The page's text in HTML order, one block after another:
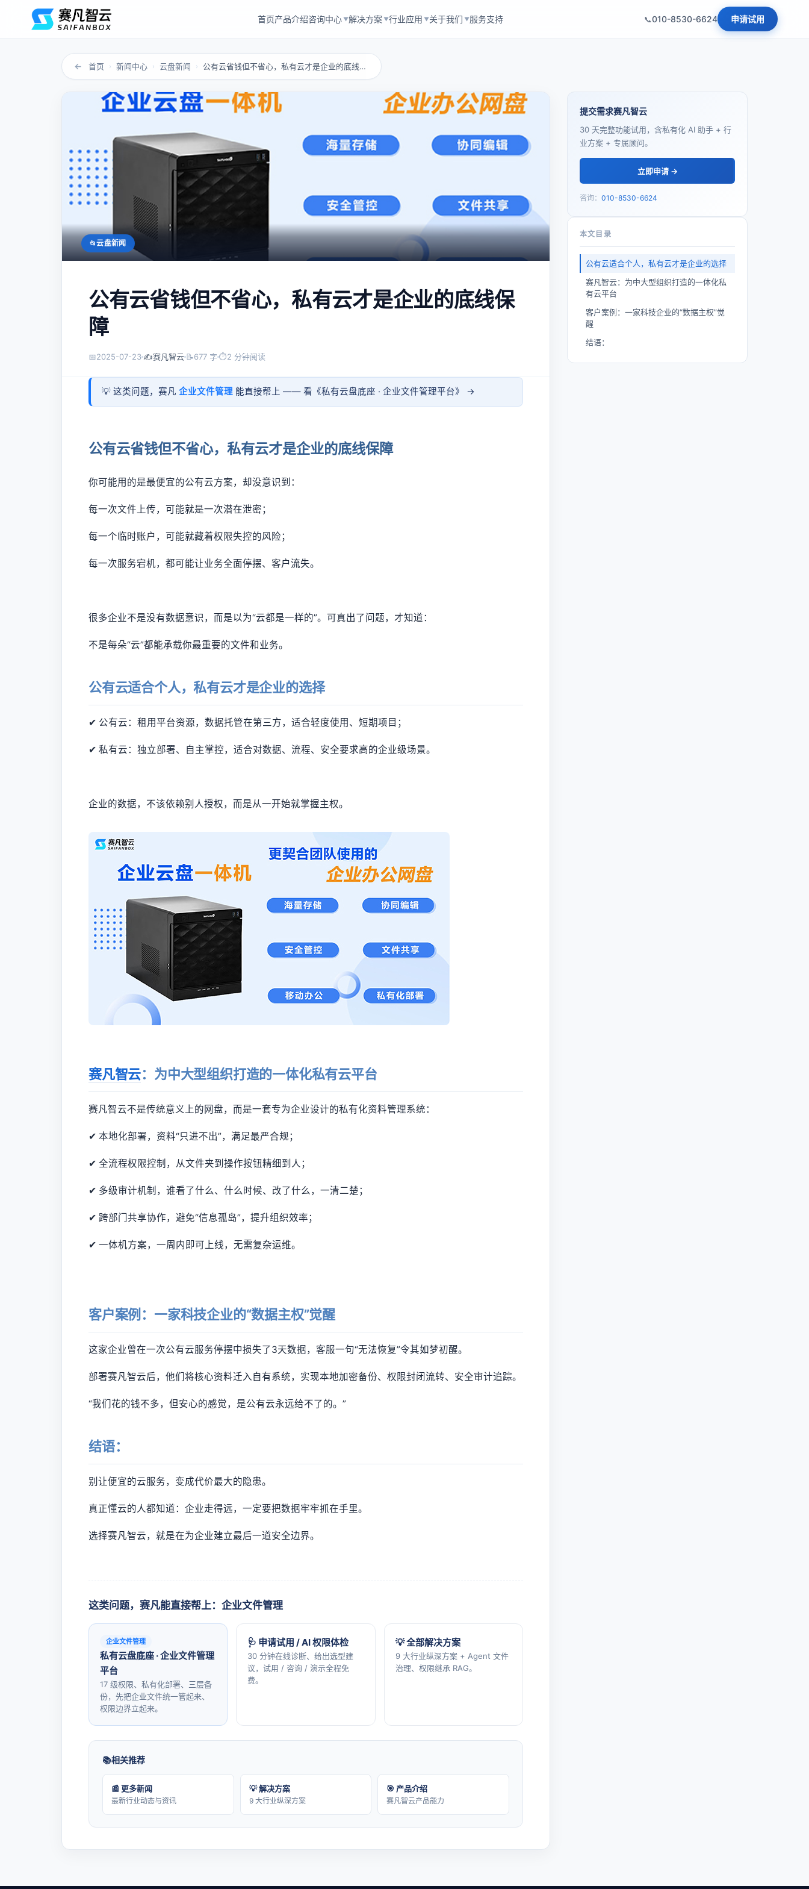
首页产品介绍咨询中心 ▼解决方案 ▼行业应用 ▼关于我们 ▼服务支持 010-8530-6624 申请试用
← 首页 › 新闻中心 › 云盘新闻 › 公有云省钱但不省心，私有云才是企业的底线保障
云盘新闻
公有云省钱但不省心，私有云才是企业的底线保
障
📅2025-07-23 ✍️赛凡智云 📝677 字 ⏱2 分钟阅读
💡 这类问题，赛凡 企业文件管理 能直接帮上 —— 看《私有云盘底座 · 企业文件管理平台》 →
公有云省钱但不省心，私有云才是企业的底线保障
你可能用的是最便宜的公有云方案，却没意识到：
每一次文件上传，可能就是一次潜在泄密；
每一个临时账户，可能就藏着权限失控的风险；
每一次服务宕机，都可能让业务全面停摆、客户流失。
很多企业不是没有数据意识，而是以为“云都是一样的”。可真出了问题，才知道：
不是每朵“云”都能承载你最重要的文件和业务。
公有云适合个人，私有云才是企业的选择
✔ 公有云：租用平台资源，数据托管在第三方，适合轻度使用、短期项目；
✔ 私有云：独立部署、自主掌控，适合对数据、流程、安全要求高的企业级场景。
企业的数据，不该依赖别人授权，而是从一开始就掌握主权。
赛凡智云：为中大型组织打造的一体化私有云平台
赛凡智云不是传统意义上的网盘，而是一套专为企业设计的私有化资料管理系统：
✔ 本地化部署，资料“只进不出”，满足最严合规；
✔ 全流程权限控制，从文件夹到操作按钮精细到人；
✔ 多级审计机制，谁看了什么、什么时候、改了什么，一清二楚；
✔ 跨部门共享协作，避免“信息孤岛”，提升组织效率；
✔ 一体机方案，一周内即可上线，无需复杂运维。
客户案例：一家科技企业的“数据主权”觉醒
这家企业曾在一次公有云服务停摆中损失了3天数据，客服一句“无法恢复”令其如梦初醒。
部署赛凡智云后，他们将核心资料迁入自有系统，实现本地加密备份、权限封闭流转、安全审计追踪。
“我们花的钱不多，但安心的感觉，是公有云永远给不了的。”
结语：
别让便宜的云服务，变成代价最大的隐患。
真正懂云的人都知道：企业走得远，一定要把数据牢牢抓在手里。
选择赛凡智云，就是在为企业建立最后一道安全边界。
这类问题，赛凡能直接帮上：企业文件管理
企业文件管理
私有云盘底座 · 企业文件管理
平台
17 级权限、私有化部署、三层备
份，先把企业文件统一管起来、
权限边界立起来。
🩺 申请试用 / AI 权限体检
30 分钟在线诊断、给出选型建
议，试用 / 咨询 / 演示全程免
费。
💡 全部解决方案
9 大行业纵深方案 + Agent 文件
治理、权限继承 RAG。
相关推荐
📰 更多新闻
最新行业动态与资讯
💡 解决方案
9 大行业纵深方案
🎯 产品介绍
赛凡智云产品能力
提交需求赛凡智云
30 天完整功能试用，含私有化 AI 助手 + 行
业方案 + 专属顾问。
立即申请 →
咨询： 010-8530-6624
本文目录
公有云适合个人，私有云才是企业的选择
赛凡智云：为中大型组织打造的一体化私
有云平台
客户案例：一家科技企业的“数据主权”觉
醒
结语：